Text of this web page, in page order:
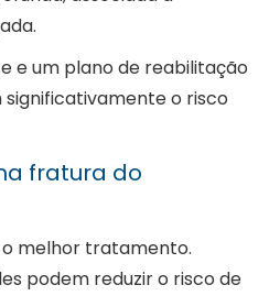
e um plano de reabilitação
o risco
fratura do
melhor tratamento.
podem reduzir o risco de